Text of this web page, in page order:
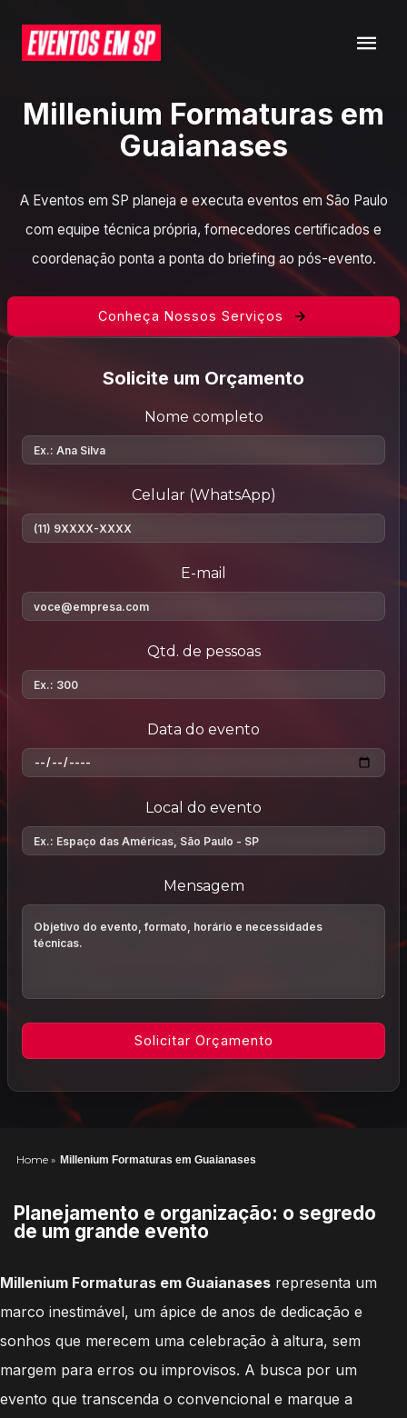
Millenium Formaturas em
Guaianases
A Eventos em SP planeja e executa eventos em São Paulo
com equipe técnica própria, fornecedores certificados e
coordenação ponta a ponta do briefing ao pós-evento.
Conheça Nossos Serviços
Solicite um Orçamento
Nome completo
Celular (WhatsApp)
E-mail
Qtd. de pessoas
Data do evento
Local do evento
Mensagem
Home » Millenium Formaturas em Guaianases
Planejamento e organização: o segredo
de um grande evento
Millenium Formaturas em Guaianases representa um
marco inestimável, um ápice de anos de dedicação e
sonhos que merecem uma celebração à altura, sem
margem para erros ou improvisos. A busca por um
evento que transcenda o convencional e marque a